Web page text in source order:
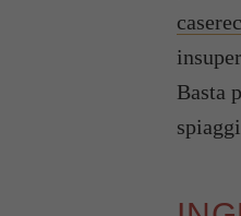
Basta